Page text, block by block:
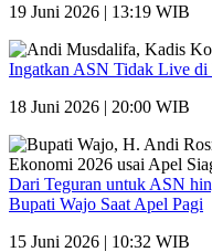
19 Juni 2026 | 13:19 WIB
Ingatkan ASN Tidak Live di
18 Juni 2026 | 20:00 WIB
Dari Teguran untuk ASN
Bupati Wajo Saat Apel Pagi
15 Juni 2026 | 10:32 WIB